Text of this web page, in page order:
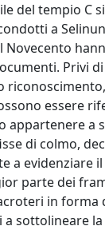
del tempio C
a
Novecento
Privi
essere
appartenere a
di colmo,
a evidenziare
parte dei
in forma
a sottolineare